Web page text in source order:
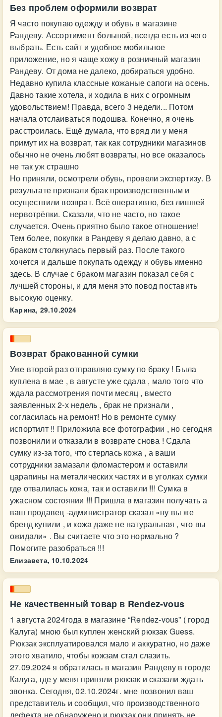
Без проблем оформили возврат
Я часто покупаю одежду и обувь в магазине
Рандеву. Ассортимент большой, всегда есть из чего
выбрать. Есть сайт и удобное мобильное
приложение, но я чаще хожу в розничный магазин
Рандеву. От дома не далеко, добираться удобно.
Недавно купила классные кожаные сапоги на осень.
Давно такие хотела, и ходила в них с огромным
удовольствием! Правда, всего 3 недели... Потом
начала отслаиваться подошва. Конечно, я очень
расстроилась. Ещё думала, что вряд ли у меня
примут их на возврат, так как сотрудники магазинов
обычно не очень любят возвраты, но все оказалось
не так уж страшно
Но приняли, осмотрели обувь, провели экспертизу. В
результате признали брак производственным и
осуществили возврат. Всё оперативно, без лишней
нервотрёпки. Сказали, что не часто, но такое
случается. Очень приятно было такое отношение!
Тем более, покупки в Рандеву я делаю давно, а с
браком столкнулась первый раз. После такого
хочется и дальше покупать одежду и обувь именно
здесь. В случае с браком магазин показал себя с
лучшей стороны, и для меня это повод поставить
высокую оценку.
Карина, 29.10.2024
Возврат бракованной сумки
Уже второй раз отправляю сумку по браку ! Была
куплена в мае , в августе уже сдала , мало того что
ждала рассмотрения почти месяц , вместо
заявленных 2-х недель , брак не признали ,
согласилась на ремонт! Но в ремонте сумку
испортилт !! Приложила все фотографии , но сегодня
позвонили и отказали в возврате снова ! Сдала
сумку из-за того, что стерлась кожа , а ваши
сотрудники замазали фломастером и оставили
царапины на металических частях и в уголках сумки
где отвалилась кожа, так и оставили !!! Сумка в
ужасном состоянии !!! Пришла в магазин получать а
ваш продавец -администратор сказал «ну вы же
бренд купили , и кожа даже не натуральная , что вы
ожидали» . Вы считаете что это нормально ?
Помогите разобраться !!!
Елизавета, 10.10.2024
Не качественный товар в Rendez-vous
1 августа 2024года в магазине “Rendez-vous” ( город
Калуга) мною был куплен женский рюкзак Guess.
Рюкзак эксплуатировался мало и аккуратно, но даже
этого хватило, чтобы кожзам стал слазить.
27.09.2024 я обратилась в магазин Рандеву в городе
Калуга, где у меня приняли рюкзак и сказали ждать
звонка. Сегодня, 02.10.2024г. мне позвонил ваш
представитель и сообщил, что производственного